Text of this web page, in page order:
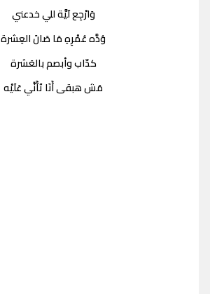
وَارْجِع لَيَّة للي خدعني
وُدَّه عُمْرِهِ مَا صَانَ العِشرة
كدّاب وأبصم بالعَشرة
مَش هبقى أَنَا تَأَنِّي عَلَيْه